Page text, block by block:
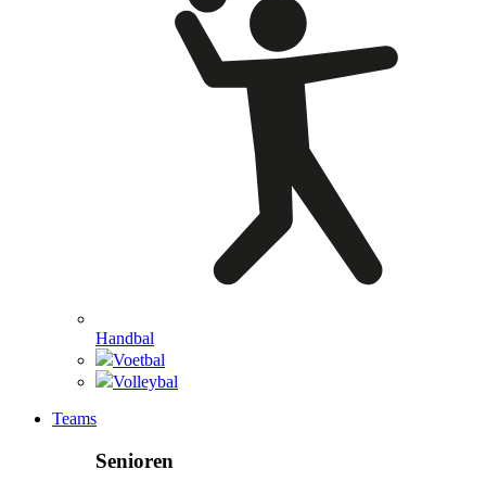
Handbal
Voetbal
Volleybal
Teams
Senioren